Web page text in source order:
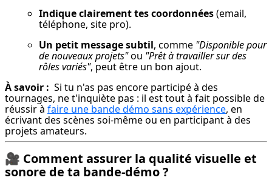
Indique clairement tes coordonnées (email,
téléphone, site pro).
Un petit message subtil, comme "Disponible pour
de nouveaux projets" ou "Prêt à travailler sur des
rôles variés", peut être un bon ajout.
À savoir :
  Si tu n'as pas encore participé à des
tournages, ne t'inquiète pas : il est tout à fait possible de
réussir à faire une bande démo sans expérience, en
écrivant des scènes soi-même ou en participant à des
projets amateurs.
🎥 Comment assurer la qualité visuelle et
sonore de ta bande-démo ?